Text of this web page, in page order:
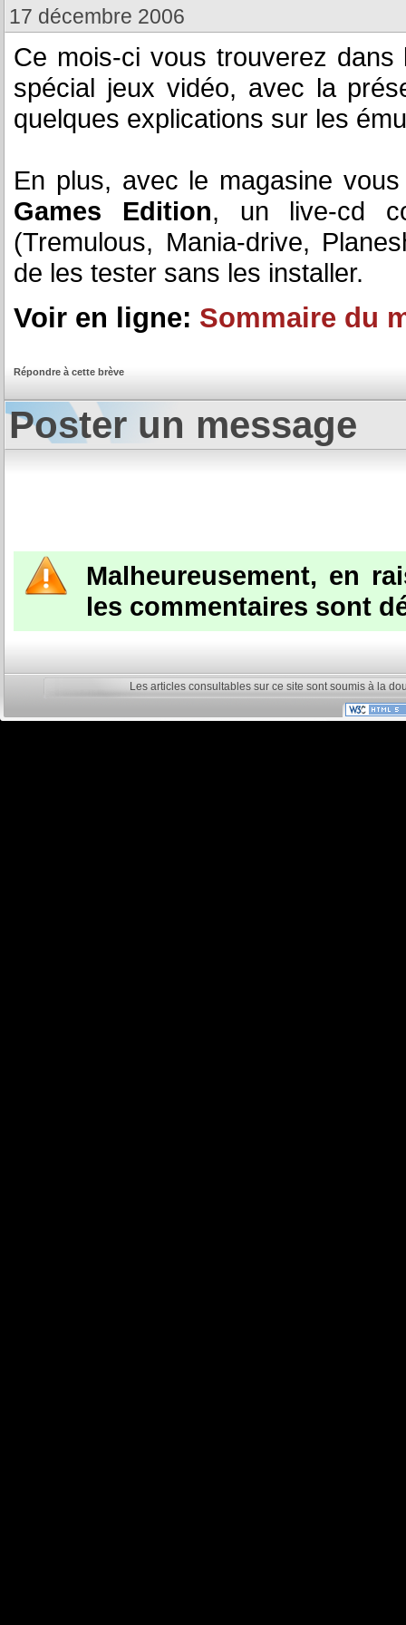
17 décembre 2006
Ce mois-ci vous trouverez
spécial jeux vidéo, avec la
quelques explications sur les
En plus, avec le magasine
Games Edition, un live-cd
(Tremulous, Mania-drive,
de les tester sans les installer.
Voir en ligne: Sommaire du
Répondre à cette brève
Poster un message
Malheureusement, en
les commentaires sont
Les articles consultables sur ce site sont soumis à la